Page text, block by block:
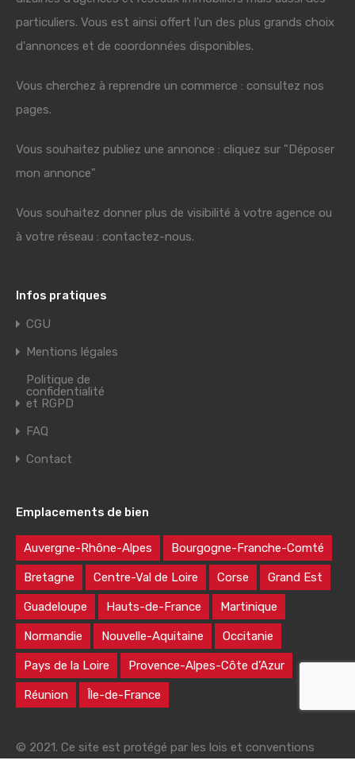
particuliers. Vous est ainsi offert l'un des plus grands choix
d'annonces et de coordonnées disponibles.
Vous cherchez à reprendre un commerce : consultez nos
pages.
Vous souhaitez publiez une annonce : cliquez sur "Déposer
mon annonce"
Vous souhaitez donner plus de visibilité à votre agence ou
à votre réseau : contactez-nous.
Infos pratiques
CGU
Mentions légales
Politique de
confidentialité
et RGPD
FAQ
Contact
Emplacements de bien
Auvergne-Rhône-Alpes Bourgogne-Franche-Comté
Bretagne Centre-Val de Loire Corse Grand Est
Guadeloupe Hauts-de-France Martinique
Normandie Nouvelle-Aquitaine Occitanie
Pays de la Loire Provence-Alpes-Côte d’Azur
Réunion Île-de-France
© 2021. Ce site est protégé par les lois et conventions